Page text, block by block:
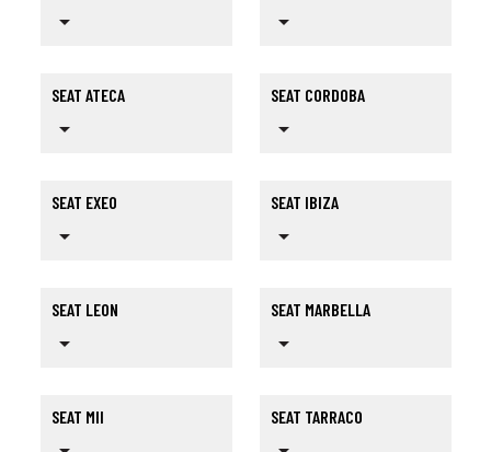
arrow_drop_down arrow_drop_down
SEAT ATECA
arrow_drop_down
SEAT CORDOBA
arrow_drop_down
SEAT EXEO
arrow_drop_down
SEAT IBIZA
arrow_drop_down
SEAT LEON
arrow_drop_down
SEAT MARBELLA
arrow_drop_down
SEAT MII SEAT TARRACO